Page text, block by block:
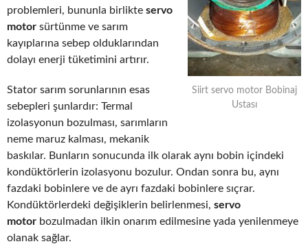
Siirt servo motor Bobinaj
Ustası
problemleri, bununla birlikte servo
motor sürtünme ve sarım
kayıplarına sebep olduklarından
dolayı enerji tüketimini artırır.
Stator sarım sorunlarının esas
sebepleri şunlardır: Termal
izolasyonun bozulması, sarımların
neme maruz kalması, mekanik
baskılar. Bunların sonucunda ilk olarak aynı bobin içindeki
kondüktörlerin izolasyonu bozulur. Ondan sonra bu, aynı
fazdaki bobinlere ve de ayrı fazdaki bobinlere sıçrar.
Kondüktörlerdeki değişiklerin belirlenmesi, servo
motor bozulmadan ilkin onarım edilmesine yada yenilenmeye
olanak sağlar.